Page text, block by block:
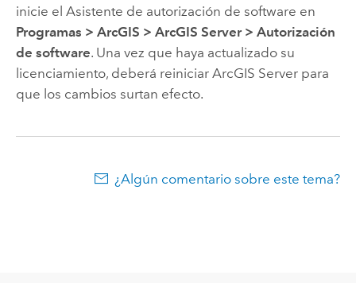
inicie el Asistente de autorización de software en
Programas > ArcGIS > ArcGIS Server > Autorización
de software. Una vez que haya actualizado su
licenciamiento, deberá reiniciar ArcGIS Serverpara
que los cambios surtan efecto.
¿Algún comentario sobre este tema?